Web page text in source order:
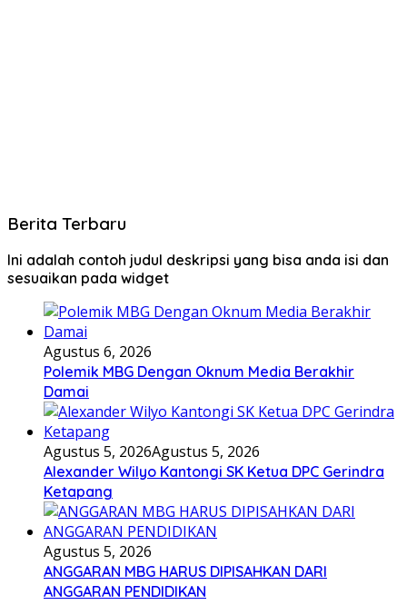
Berita Terbaru
Ini adalah contoh judul deskripsi yang bisa anda isi dan
sesuaikan pada widget
Agustus 6, 2026
Polemik MBG Dengan Oknum Media Berakhir
Damai
Agustus 5, 2026Agustus 5, 2026
Alexander Wilyo Kantongi SK Ketua DPC Gerindra
Ketapang
Agustus 5, 2026
ANGGARAN MBG HARUS DIPISAHKAN DARI
ANGGARAN PENDIDIKAN